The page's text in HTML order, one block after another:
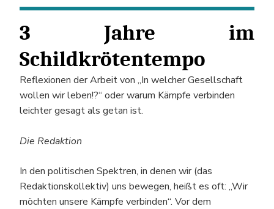
3 Jahre im
Schildkrötentempo
Reflexionen der Arbeit von „In welcher Gesellschaft
wollen wir leben!?“ oder warum Kämpfe verbinden
leichter gesagt als getan ist.
Die Redaktion
In den politischen Spektren, in denen wir (das
Redaktionskollektiv) uns bewegen, heißt es oft: „Wir
möchten unsere Kämpfe verbinden“. Vor dem